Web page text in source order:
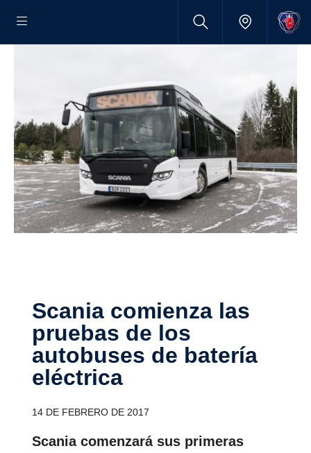
Scania comienza las
pruebas de los
autobuses de batería
eléctrica
14 DE FEBRERO DE 2017
Scania comenzará sus primeras